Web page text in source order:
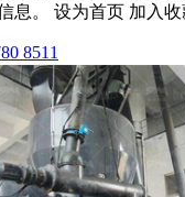
息。 设为首页 加入
8511